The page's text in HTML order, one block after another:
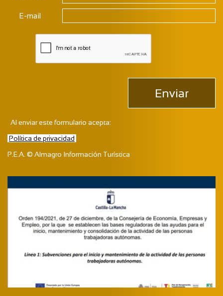
E-mail
Enviar
Al enviar este formulario acepta:
Política de privacidad
P.E.A. © Almagro Información Turística